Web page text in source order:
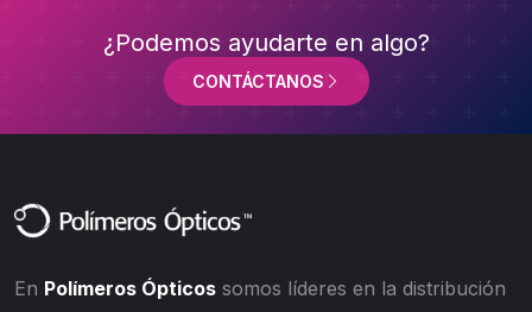
¿Podemos ayudarte en algo?
CONTÁCTANOS
En Polímeros Ópticos somos líderes en la distribución